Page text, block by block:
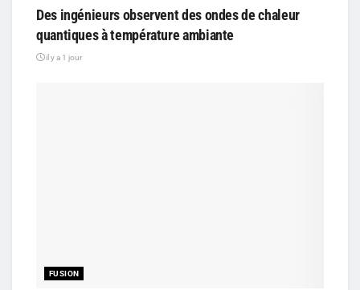
Des ingénieurs observent des ondes de chaleur
quantiques à température ambiante
il y a 1 jour
FUSION